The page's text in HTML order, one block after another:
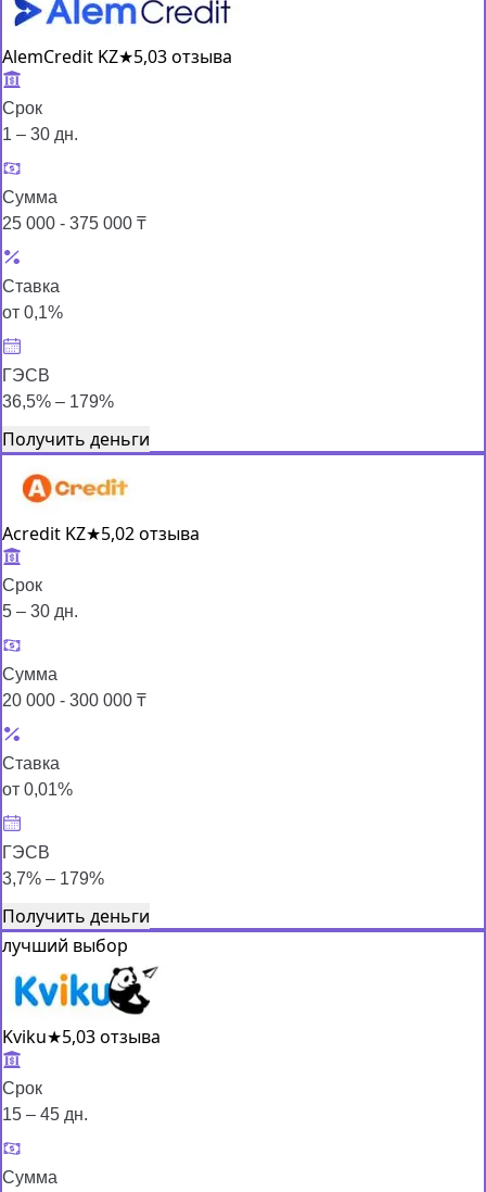
AlemCredit KZ★5,03 отзыва
Срок
1 – 30 дн.
Сумма
25 000 - 375 000 ₸
Ставка
от 0,1%
ГЭСВ
36,5% – 179%
Получить деньги
Acredit KZ★5,02 отзыва
Срок
5 – 30 дн.
Сумма
20 000 - 300 000 ₸
Ставка
от 0,01%
ГЭСВ
3,7% – 179%
Получить деньги
лучший выбор
Kviku★5,03 отзыва
Срок
15 – 45 дн.
Сумма